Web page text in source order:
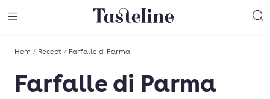
Till Tastelines startsida
Hem / Recept / Farfalle di Parma
Farfalle di Parma